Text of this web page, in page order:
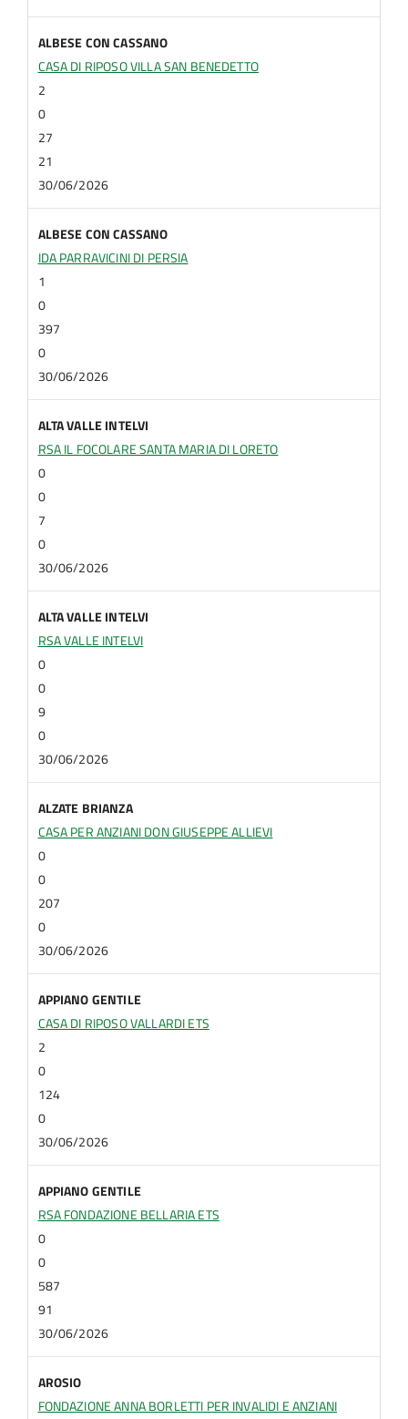
ALBESE CON CASSANO
CASA DI RIPOSO VILLA SAN BENEDETTO
2
0
27
21
30/06/2026
ALBESE CON CASSANO
IDA PARRAVICINI DI PERSIA
1
0
397
0
30/06/2026
ALTA VALLE INTELVI
RSA IL FOCOLARE SANTA MARIA DI LORETO
0
0
7
0
30/06/2026
ALTA VALLE INTELVI
RSA VALLE INTELVI
0
0
9
0
30/06/2026
ALZATE BRIANZA
CASA PER ANZIANI DON GIUSEPPE ALLIEVI
0
0
207
0
30/06/2026
APPIANO GENTILE
CASA DI RIPOSO VALLARDI ETS
2
0
124
0
30/06/2026
APPIANO GENTILE
RSA FONDAZIONE BELLARIA ETS
0
0
587
91
30/06/2026
AROSIO
FONDAZIONE ANNA BORLETTI PER INVALIDI E ANZIANI